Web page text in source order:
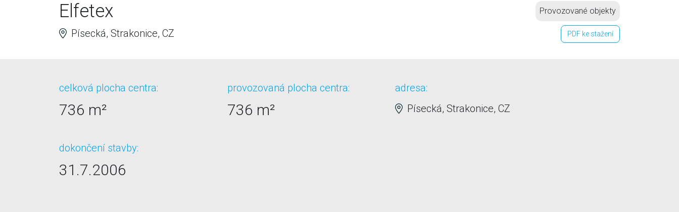
Elfetex
Písecká, Strakonice, CZ
Provozované objekty
PDF ke stažení
celková plocha centra:
736 m²
provozovaná plocha centra:
736 m²
dokončení stavby:
31.7.2006
adresa:
Písecká, Strakonice, CZ